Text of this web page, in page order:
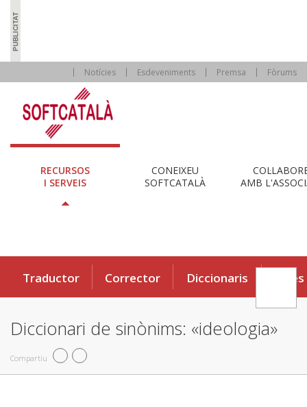
Notícies Esdeveniments Premsa Fòrums
RECURSOS
I SERVEIS
CONEIXEU
SOFTCATALÀ
AMB
Traductor Corrector Diccionaris Eines
Diccionari de sinònims: «ideologia»
Compartiu